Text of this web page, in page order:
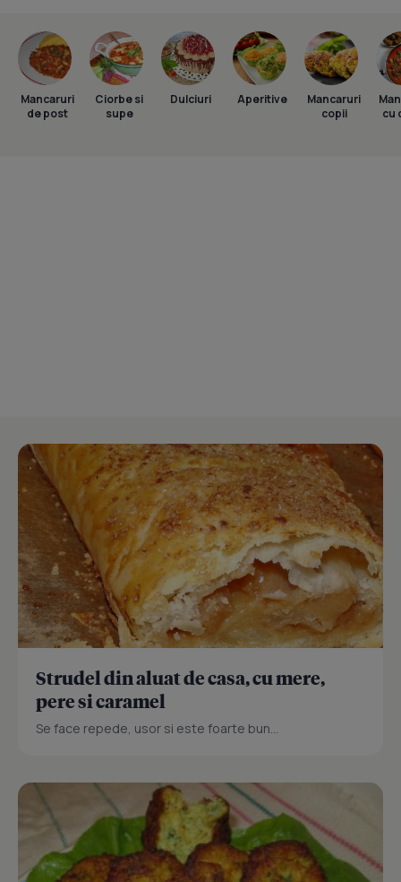
Mancaruri
de post
Ciorbe si
supe
Dulciuri Aperitive
Mancaruri
copii
cu
Strudel din aluat de casa, cu mere,
pere si caramel
Se face repede, usor si este foarte bun...